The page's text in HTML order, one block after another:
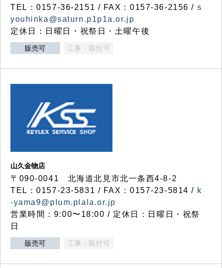
TEL：0157-36-2151 / FAX：0157-36-2156 / s
youhinka@saturn.p1p1a.or.jp
定休日：日曜日・祝祭日・土曜午後
販売可 工事・取付可
山久金物店
〒090-0041 北海道北見市北一条西4-8-2
TEL：0157-23-5831 / FAX：0157-23-5814 / k
-yama9@plum.plala.or.jp
営業時間：9:00〜18:00 / 定休日：日曜日・祝祭
日
販売可 工事・取付可